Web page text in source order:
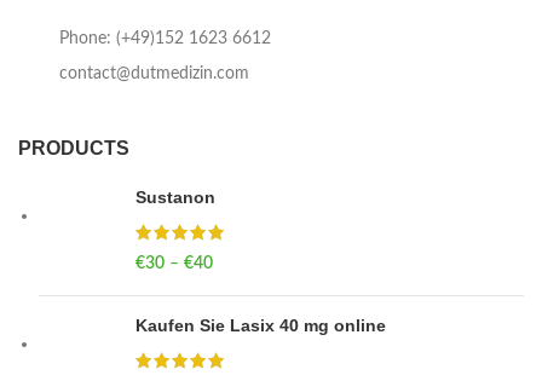
Phone: (+49)152 1623 6612
contact@dutmedizin.com
PRODUCTS
Sustanon
€30 – €40
Kaufen Sie Lasix 40 mg online